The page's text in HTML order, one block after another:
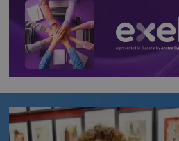
Име
is_unique
Име